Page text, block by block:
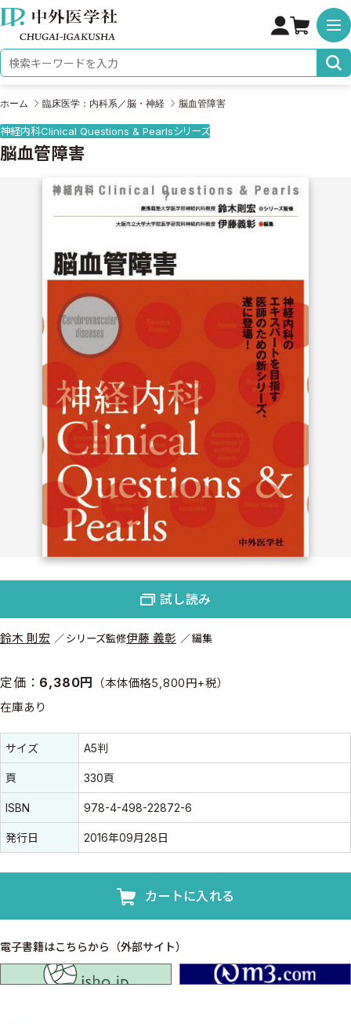
株式会社 中外医学社
検索キーワード
ホーム 臨床医学：内科系／脳・神経 脳血管障害
神経内科Clinical Questions & Pearlsシリーズ
脳血管障害
鈴木 則宏 シリーズ監修伊藤 義彰 編集
定価： 6,380円 （本体価格5,800円+税）
在庫あり
書誌情報
書誌情報
サイズ A5判
頁 330頁
ISBN 978-4-498-22872-6
発行日 2016年09月28日
カートに入れる
電子書籍はこちらから（外部サイト）
試し読み